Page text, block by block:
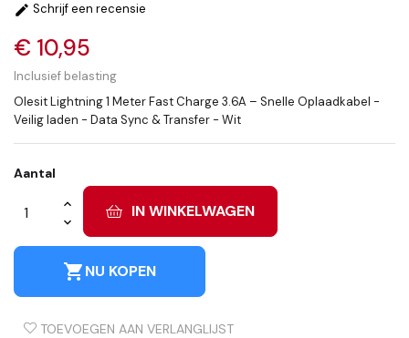
 Schrijf een recensie
€ 10,95
Inclusief belasting
Olesit Lightning 1 Meter Fast Charge 3.6A – Snelle Oplaadkabel -
Veilig laden - Data Sync & Transfer - Wit
Aantal
IN WINKELWAGEN
shopping_cartNU KOPEN
TOEVOEGEN AAN VERLANGLIJST